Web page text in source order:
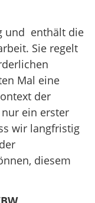
und enthält die
Sie regelt
Mal eine
der
ein erster
wir langfristig
diesem